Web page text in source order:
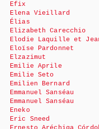
Efix
Elena Vieillard
Élias
Elizabeth Carecchio
Elodie Laquille et
Eloïse Pardonnet
Elzazimut
Emilie Aprile
Emilie Seto
Emilien Bernard
Emmanuel Sanséau
Emmanuel Sanséau
Eneko
Eric Sneed